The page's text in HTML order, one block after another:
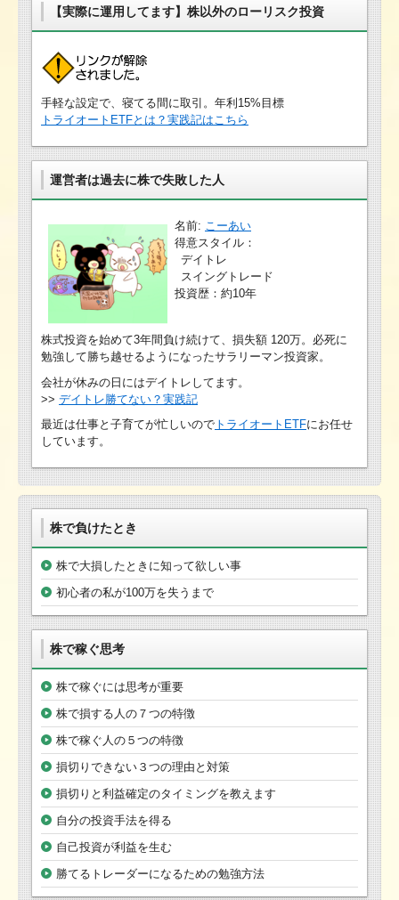
【実際に運用してます】株以外のローリスク投資
手軽な設定で、寝てる間に取引。年利15%目標
トライオートETFとは？実践記はこちら
運営者は過去に株で失敗した人
名前: こーあい
得意スタイル：
デイトレ
スイングトレード
投資歴：約10年
株式投資を始めて3年間負け続けて、損失額 120万。必死に
勉強して勝ち越せるようになったサラリーマン投資家。
会社が休みの日にはデイトレしてます。
>> デイトレ勝てない？実践記
最近は仕事と子育てが忙しいので トライオートETFにお任せ
しています。
株で負けたとき
株で大損したときに知って欲しい事
初心者の私が100万を失うまで
株で稼ぐ思考
株で稼ぐには思考が重要
株で損する人の７つの特徴
株で稼ぐ人の５つの特徴
損切りできない３つの理由と対策
損切りと利益確定のタイミングを教えます
自分の投資手法を得る
自己投資が利益を生む
勝てるトレーダーになるための勉強方法